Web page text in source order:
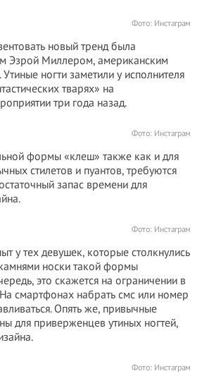
Фото: Инстаграм
новый тренд была
Эзрой Миллером, американским
ногти заметили у исполнителя
тварях» на
три года назад.
Фото: Инстаграм
формы «клеш» также как и для
стилетов и пуантов, требуются
запас времени для
Фото: Инстаграм
у тех девушек, которые столкнулись
носки такой формы
это скажется на ограничении в
смартфонах набрать смс или номер
Опять же, привычные
для приверженцев утиных ногтей,
Фото: Инстаграм